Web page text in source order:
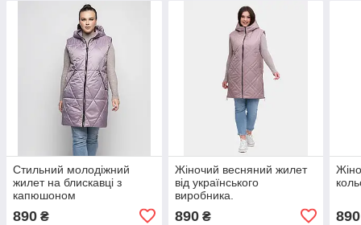
Стильний молодіжний
жилет на блискавці з
капюшоном
890 ₴
Жіночий весняний жилет
від українського
виробника.
890₴ 890